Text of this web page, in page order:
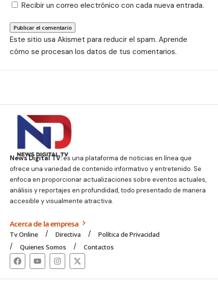
Recibir un correo electrónico con cada nueva entrada.
Este sitio usa Akismet para reducir el spam. Aprende
cómo se procesan los datos de tus comentarios.
News Digital TV:es una plataforma de noticias en línea que
ofrece una variedad de contenido informativo y entretenido. Se
enfoca en proporcionar actualizaciones sobre eventos actuales,
análisis y reportajes en profundidad, todo presentado de manera
accesible y visualmente atractiva.
Acerca de la empresa
Tv Online Directiva
Política de Privacidad
Quienes Somos
Contactos